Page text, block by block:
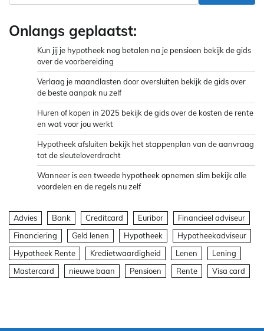
Onlangs geplaatst:
Kun jij je hypotheek nog betalen na je pensioen bekijk de gids
over de voorbereiding
Verlaag je maandlasten door oversluiten bekijk de gids over
de beste aanpak nu zelf
Huren of kopen in 2025 bekijk de gids over de kosten de rente
en wat voor jou werkt
Hypotheek afsluiten bekijk het stappenplan van de aanvraag
tot de sleuteloverdracht
Wanneer is een tweede hypotheek opnemen slim bekijk alle
voordelen en de regels nu zelf
Advies Bank Creditcard Euribor
Financieel adviseur
Financiering
Geld lenen Hypotheek
Hypotheekadviseur
Hypotheek Rente
Kredietwaardigheid Lenen
Lening
Mastercard
nieuwe baan Pensioen Rente Visa card